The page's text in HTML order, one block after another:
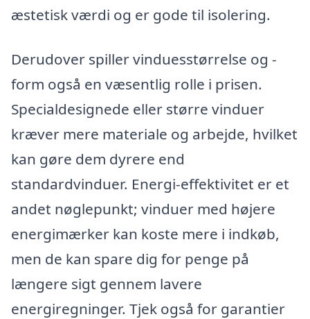
æstetisk værdi og er gode til isolering.
Derudover spiller vinduesstørrelse og -
form også en væsentlig rolle i prisen.
Specialdesignede eller større vinduer
kræver mere materiale og arbejde, hvilket
kan gøre dem dyrere end
standardvinduer. Energi-effektivitet er et
andet nøglepunkt; vinduer med højere
energimærker kan koste mere i indkøb,
men de kan spare dig for penge på
længere sigt gennem lavere
energiregninger. Tjek også for garantier